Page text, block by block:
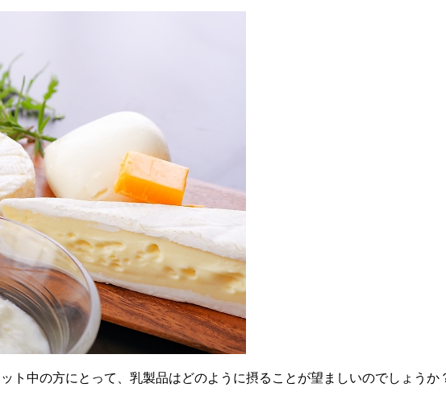
ト中の方にとって、乳製品はどのように摂ることが望ましいのでしょう